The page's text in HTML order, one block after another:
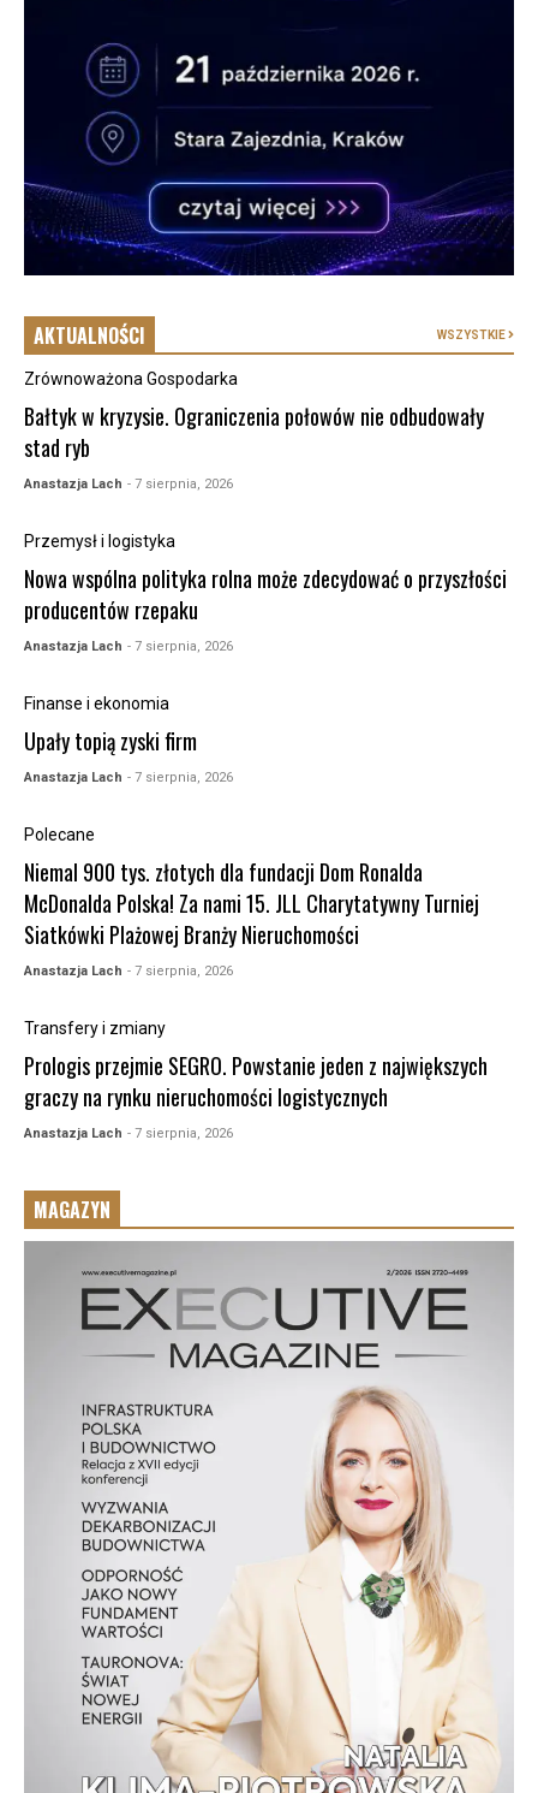
AKTUALNOŚCI WSZYSTKIE
Zrównoważona Gospodarka
Bałtyk w kryzysie. Ograniczenia połowów nie odbudowały
stad ryb
Anastazja Lach - 7 sierpnia, 2026
Przemysł i logistyka
Nowa wspólna polityka rolna może zdecydować o przyszłości
producentów rzepaku
Anastazja Lach - 7 sierpnia, 2026
Finanse i ekonomia
Upały topią zyski firm
Anastazja Lach - 7 sierpnia, 2026
Polecane
Niemal 900 tys. złotych dla fundacji Dom Ronalda
McDonalda Polska! Za nami 15. JLL Charytatywny Turniej
Siatkówki Plażowej Branży Nieruchomości
Anastazja Lach - 7 sierpnia, 2026
Transfery i zmiany
Prologis przejmie SEGRO. Powstanie jeden z największych
graczy na rynku nieruchomości logistycznych
Anastazja Lach - 7 sierpnia, 2026
MAGAZYN